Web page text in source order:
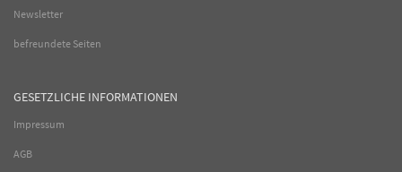
Newsletter
befreundete Seiten
GESETZLICHE INFORMATIONEN
Impressum
AGB